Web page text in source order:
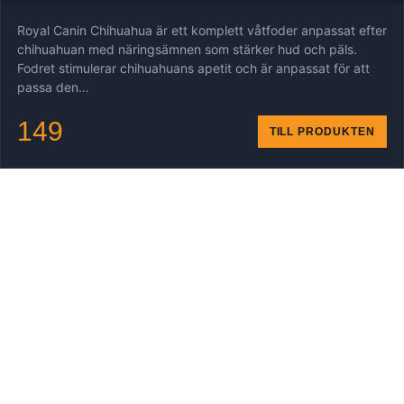
Royal Canin Chihuahua är ett komplett våtfoder anpassat efter
chihuahuan med näringsämnen som stärker hud och päls.
Fodret stimulerar chihuahuans apetit och är anpassat för att
passa den…
149 TILL PRODUKTEN